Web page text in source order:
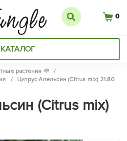
0
КАТАЛОГ
растения 🌱
/
/ Цитрус Апельсин (Сitrus mix) 21.80
(Сitrus mix)